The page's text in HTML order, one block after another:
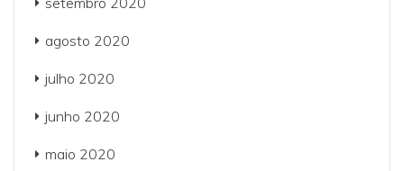
agosto 2020
julho 2020
junho 2020
maio 2020